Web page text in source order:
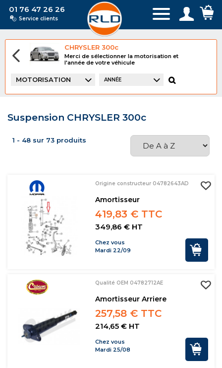
01 76 47 26 26
Service clients
CHRYSLER 300c
Merci de sélectionner la motorisation et
l'année de votre véhicule
MOTORISATION ANNÉE
Suspension CHRYSLER 300c
1 - 48 sur 73 produits
Origine constructeur 04782643AD
Amortisseur
419,83 € TTC
349,86 € HT
Chez vous
Mardi 22/09
Qualité OEM 04782712AE
Amortisseur Arriere
257,58 € TTC
214,65 € HT
Chez vous
Mardi 25/08